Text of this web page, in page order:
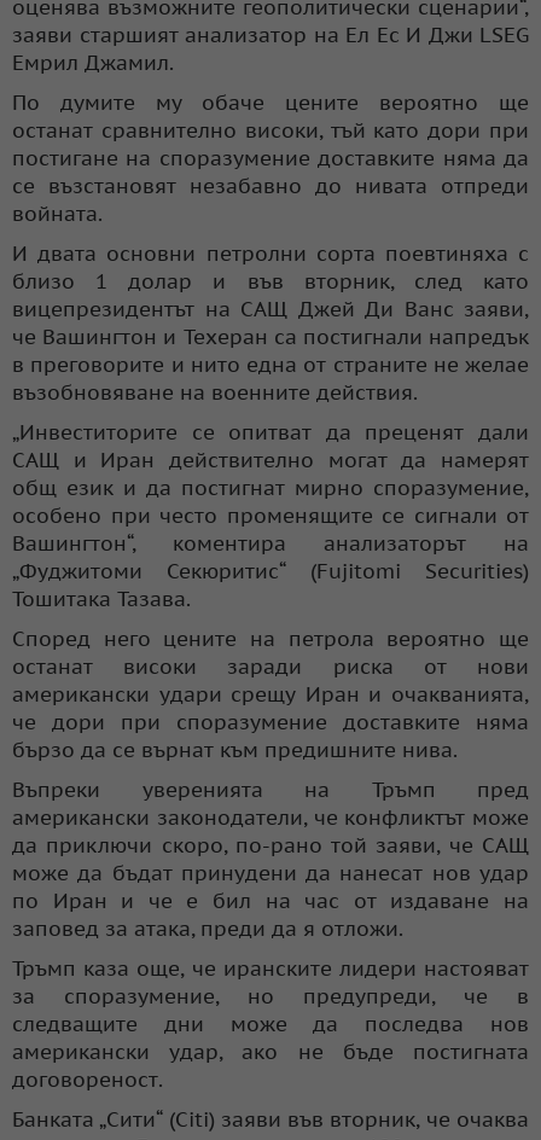
оценява възможните геополитически сценарии“,
заяви старшият анализатор на Ел Ес И Джи LSEG
Емрил Джамил.
По думите му обаче цените вероятно ще
останат сравнително високи, тъй като дори при
постигане на споразумение доставките няма да
се възстановят незабавно до нивата отпреди
войната.
И двата основни петролни сорта поевтиняха с
близо 1 долар и във вторник, след като
вицепрезидентът на САЩ Джей Ди Ванс заяви,
че Вашингтон и Техеран са постигнали напредък
в преговорите и нито една от страните не желае
възобновяване на военните действия.
„Инвеститорите се опитват да преценят дали
САЩ и Иран действително могат да намерят
общ език и да постигнат мирно споразумение,
особено при често променящите се сигнали от
Вашингтон“, коментира анализаторът на
„Фуджитоми Секюритис“ (Fujitomi Securities)
Тошитака Тазава.
Според него цените на петрола вероятно ще
останат високи заради риска от нови
американски удари срещу Иран и очакванията,
че дори при споразумение доставките няма
бързо да се върнат към предишните нива.
Въпреки уверенията на Тръмп пред
американски законодатели, че конфликтът може
да приключи скоро, по-рано той заяви, че САЩ
може да бъдат принудени да нанесат нов удар
по Иран и че е бил на час от издаване на
заповед за атака, преди да я отложи.
Тръмп каза още, че иранските лидери настояват
за споразумение, но предупреди, че в
следващите дни може да последва нов
американски удар, ако не бъде постигната
договореност.
Банката „Сити“ (Citi) заяви във вторник, че очаква